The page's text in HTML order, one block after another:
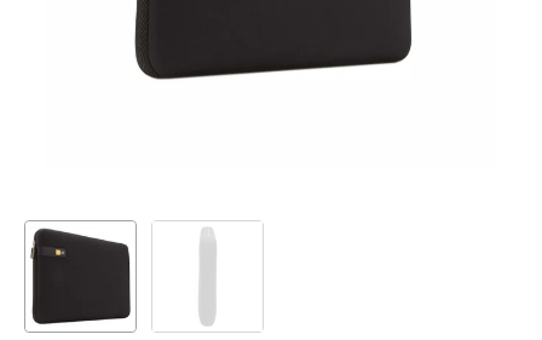
GAMING pasaule >
Portatīvie datori un piederumi
Lādētāji un adapteri
Portatīvie dzesētāji